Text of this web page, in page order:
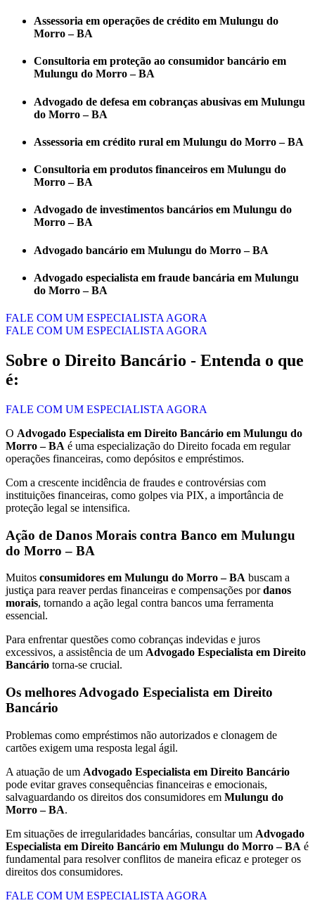
Assessoria em operações de crédito em Mulungu do
Morro – BA
Consultoria em proteção ao consumidor bancário em
Mulungu do Morro – BA
Advogado de defesa em cobranças abusivas em Mulungu
do Morro – BA
Assessoria em crédito rural em Mulungu do Morro – BA
Consultoria em produtos financeiros em Mulungu do
Morro – BA
Advogado de investimentos bancários em Mulungu do
Morro – BA
Advogado bancário em Mulungu do Morro – BA
Advogado especialista em fraude bancária em Mulungu
do Morro – BA
FALE COM UM ESPECIALISTA AGORA
FALE COM UM ESPECIALISTA AGORA
Sobre o Direito Bancário - Entenda o que
é:
FALE COM UM ESPECIALISTA AGORA
O Advogado Especialista em Direito Bancário em Mulungu do
Morro – BA é uma especialização do Direito focada em regular
operações financeiras, como depósitos e empréstimos.
Com a crescente incidência de fraudes e controvérsias com
instituições financeiras, como golpes via PIX, a importância de
proteção legal se intensifica.
Ação de Danos Morais contra Banco em Mulungu
do Morro – BA
Muitos consumidores em Mulungu do Morro – BA buscam a
justiça para reaver perdas financeiras e compensações pordanos
morais, tornando a ação legal contra bancos uma ferramenta
essencial.
Para enfrentar questões como cobranças indevidas e juros
excessivos, a assistência de um Advogado Especialista em Direito
Bancário torna-se crucial.
Os melhores Advogado Especialista em Direito
Bancário
Problemas como empréstimos não autorizados e clonagem de
cartões exigem uma resposta legal ágil.
A atuação de um Advogado Especialista em Direito Bancário
pode evitar graves consequências financeiras e emocionais,
salvaguardando os direitos dos consumidores em Mulungu do
Morro – BA.
Em situações de irregularidades bancárias, consultar um Advogado
Especialista em Direito Bancário em Mulungu do Morro – BA é
fundamental para resolver conflitos de maneira eficaz e proteger os
direitos dos consumidores.
FALE COM UM ESPECIALISTA AGORA